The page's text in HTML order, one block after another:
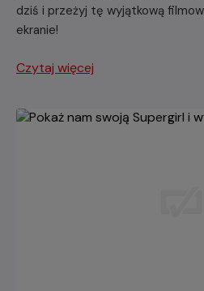
dziś i przeżyj tę wyjątkową
ekranie!
Czytaj więcej